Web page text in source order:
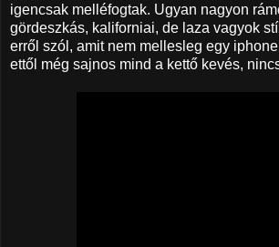
igencsak melléfogtak. Ugyan nagyon
gördeszkás, kaliforniai, de laza vagyok
erről szól, amit nem mellesleg egy
ettől még sajnos mind a kettő kevés,